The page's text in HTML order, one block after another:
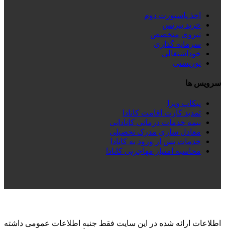
اخذ پاسپورت دوم
خرید بیزنس
نیروی متخصص
سرمایه گذاری
خوداشتغالی
توریستی
سرویس ها
پیکاپ ویزا
تمدید کارت اقامت کانادا
بیمه خدمات درمانی کانادایی
معادل سازی مدرک تحصیلی
خدمات پس از ورود به کانادا
محاسبه امتیاز مهاجرتی کانادا
اطلاعات ارائه شده در این سایت فقط جنبه اطلاعات عمومی داشته